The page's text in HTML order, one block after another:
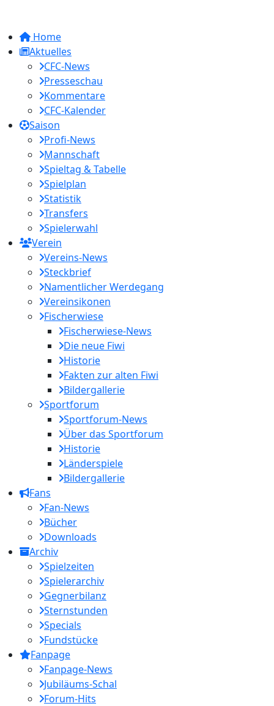
Home
Aktuelles
CFC-News
Presseschau
Kommentare
CFC-Kalender
Saison
Profi-News
Mannschaft
Spieltag & Tabelle
Spielplan
Statistik
Transfers
Spielerwahl
Verein
Vereins-News
Steckbrief
Namentlicher Werdegang
Vereinsikonen
Fischerwiese
Fischerwiese-News
Die neue Fiwi
Historie
Fakten zur alten Fiwi
Bildergallerie
Sportforum
Sportforum-News
Über das Sportforum
Historie
Länderspiele
Bildergallerie
Fans
Fan-News
Bücher
Downloads
Archiv
Spielzeiten
Spielerarchiv
Gegnerbilanz
Sternstunden
Specials
Fundstücke
Fanpage
Fanpage-News
Jubiläums-Schal
Forum-Hits